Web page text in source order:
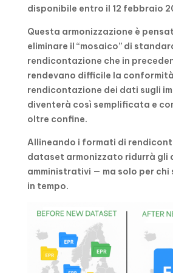
disponibile entro il 12 febbraio
Questa armonizzazione è
eliminare il “mosaico” di
rendicontazione che in
rendevano difficile la
rendicontazione dei dati sugli
diventerà così semplificata e
oltre confine.
Allineando i formati di
dataset armonizzato ridurrà gli
amministrativi — ma solo per
in tempo.